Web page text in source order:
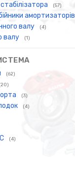
(57)
амортизаторів
валу (4)
валу (1)
(62)
(3)
(4)
(4)